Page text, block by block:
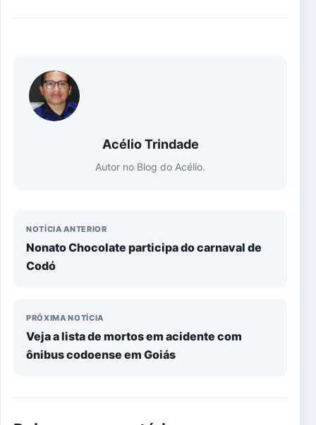
Acélio Trindade
Autor no Blog do Acélio.
NOTÍCIA ANTERIOR
Nonato Chocolate participa do carnaval de
Codó
PRÓXIMA NOTÍCIA
Veja a lista de mortos em acidente com
ônibus codoense em Goiás